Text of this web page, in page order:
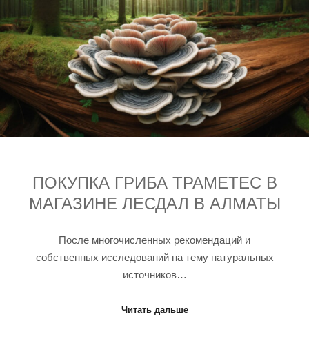
ПОКУПКА ГРИБА ТРАМЕТЕС В
МАГАЗИНЕ ЛЕСДАЛ В АЛМАТЫ
После многочисленных рекомендаций и
собственных исследований на тему натуральных
источников…
Читать дальше